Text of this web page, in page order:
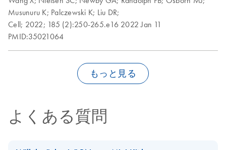
Musunuru K; Palczewski K; Liu DR;
Cell; 2022; 185 (2):250-265.e162022 Jan 11
PMID:35021064
もっと見る
よくある質問